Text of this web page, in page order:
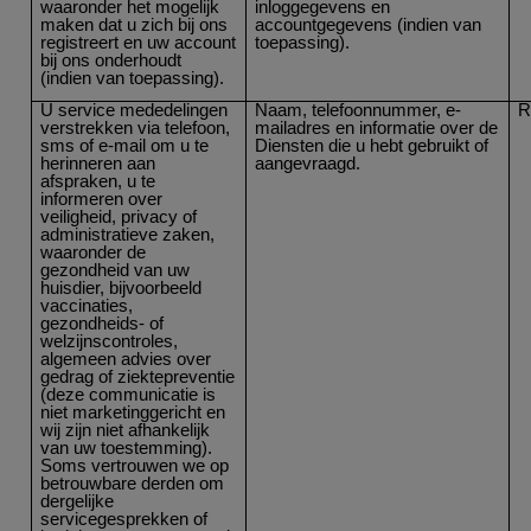
waaronder het mogelijk
maken dat u zich bij ons
registreert en uw account
bij ons onderhoudt
(indien van toepassing).
inloggegevens en
accountgegevens (indien van
toepassing).
U service mededelingen
verstrekken via telefoon,
sms of e-mail om u te
herinneren aan
afspraken, u te
informeren over
veiligheid, privacy of
administratieve zaken,
waaronder de
gezondheid van uw
huisdier, bijvoorbeeld
vaccinaties,
gezondheids- of
welzijnscontroles,
algemeen advies over
gedrag of ziektepreventie
(deze communicatie is
niet marketinggericht en
wij zijn niet afhankelijk
van uw toestemming).
Soms vertrouwen we op
betrouwbare derden om
dergelijke
servicegesprekken of
Naam, telefoonnummer, e-
mailadres en informatie over de
Diensten die u hebt gebruikt of
aangevraagd.